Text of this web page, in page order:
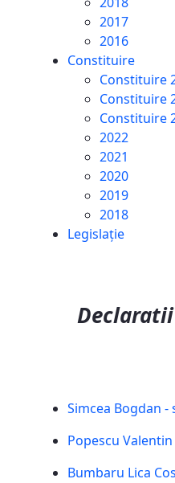
2017
2016
Constituire
Constituire
Constituire
Constituire
2022
2021
2020
2019
2018
Legislație
Declaratii
Simcea Bogdan
Popescu Valentin
Bumbaru Lica